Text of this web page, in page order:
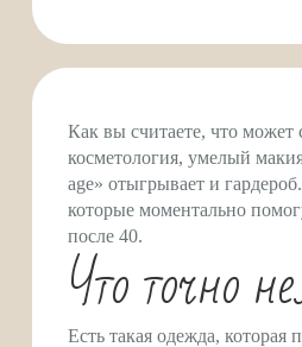
Как вы считаете, что
косметология, умелый
age» отыгрывает и
которые моментально
после 40.
Что точно
Есть такая одежда,